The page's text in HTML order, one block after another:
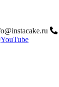
YouTube